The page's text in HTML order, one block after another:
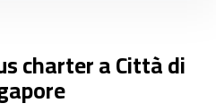
charter a Città di